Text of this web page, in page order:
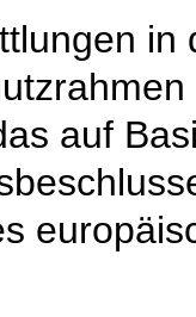
in
auf